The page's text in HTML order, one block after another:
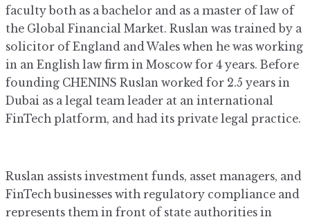
faculty both as a bachelor and as a master of law of
the Global Financial Market. Ruslan was trained by a
solicitor of England and Wales when he was working
in an English law firm in Moscow for 4 years. Before
founding CHENINS Ruslan worked for 2.5 years in
Dubai as a legal team leader at an international
FinTech platform, and had its private legal practice.
Ruslan assists investment funds, asset managers, and
FinTech businesses with regulatory compliance and
represents them in front of state authorities in